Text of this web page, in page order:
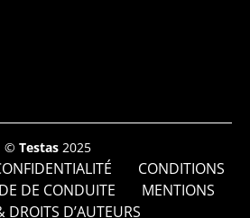
© Testas 2025
CONDITIONS
DE CONDUITE
MENTIONS
DROITS D’AUTEURS